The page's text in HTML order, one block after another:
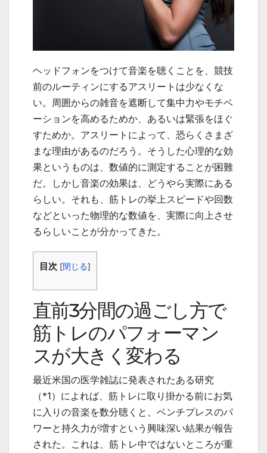
ヘッドフォンをつけて音楽を聴くことを、競技
前のルーティンにするアスリートは少なくな
い。周囲からの雑音を遮断して集中力やモチベ
ーションを高めるためか、あるいは緊張をほぐ
すためか。アスリートによって、恐らくさまざ
まな理由があるのだろう。そうした心理的な効
果というものは、数値的に測定することが困難
だ。しかし音楽の効果は、どうやら実際にある
らしい。それも、筋トレの挙上スピードや回数
などといった物理的な数値を、実際に向上させ
るらしいことが分かってきた。
目次 [閉じる]
直前3分間の過ごし方で
筋トレのパフォーマン
スが大きく変わる
最近米国の医学雑誌に発表されたある研究
（*1）によれば、筋トレに取り掛かる前にお気
に入りの音楽を数分聴くと、ベンチプレスのパ
ワーと持久力が増すという興味深い結果が報告
された。これは、筋トレ中ではないところが重